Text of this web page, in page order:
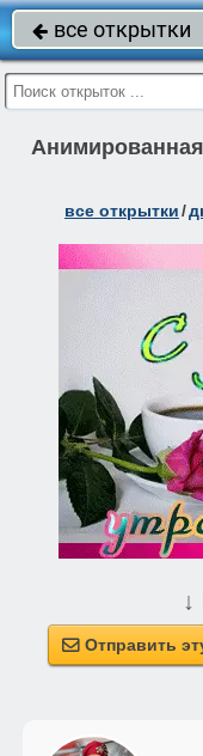
 все открытки
все открытки/
 Отправить